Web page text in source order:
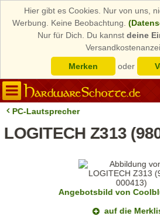
Hier gibt es Cookies. Nur von uns,
Werbung. Keine Beobachtung.
Nur für Dich. Du kannst deine
Merken
oder
PC-Lautsprecher
LOGITECH Z313
Angebotsbild von
auf die